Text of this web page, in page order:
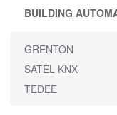
INLOGGEN
BUILDING
GRENTON
SATEL KNX
TEDEE